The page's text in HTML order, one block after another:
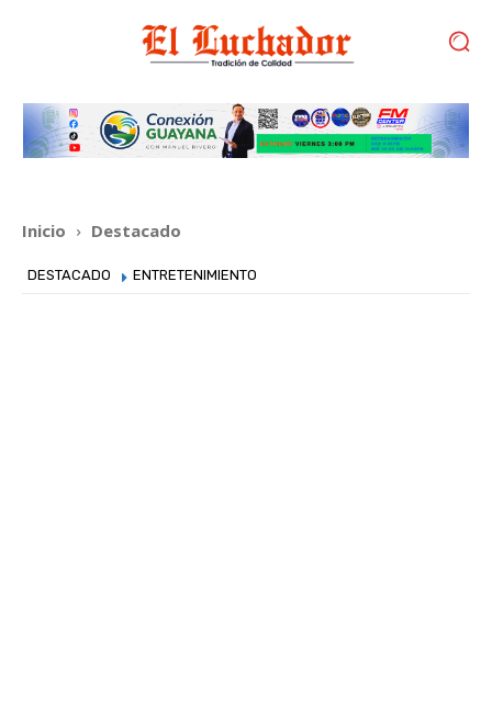
Inicio Destacado
DESTACADO ENTRETENIMIENTO